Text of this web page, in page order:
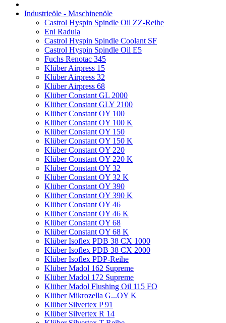
Industrieöle - Maschinenöle
Castrol Hyspin Spindle Oil ZZ-Reihe
Eni Radula
Castrol Hyspin Spindle Coolant SF
Castrol Hyspin Spindle Oil E5
Fuchs Renotac 345
Klüber Airpress 15
Klüber Airpress 32
Klüber Airpress 68
Klüber Constant GL 2000
Klüber Constant GLY 2100
Klüber Constant OY 100
Klüber Constant OY 100 K
Klüber Constant OY 150
Klüber Constant OY 150 K
Klüber Constant OY 220
Klüber Constant OY 220 K
Klüber Constant OY 32
Klüber Constant OY 32 K
Klüber Constant OY 390
Klüber Constant OY 390 K
Klüber Constant OY 46
Klüber Constant OY 46 K
Klüber Constant OY 68
Klüber Constant OY 68 K
Klüber Isoflex PDB 38 CX 1000
Klüber Isoflex PDB 38 CX 2000
Klüber Isoflex PDP-Reihe
Klüber Madol 162 Supreme
Klüber Madol 172 Supreme
Klüber Madol Flushing Oil 115 FO
Klüber Mikrozella G...OY K
Klüber Silvertex P 91
Klüber Silvertex R 14